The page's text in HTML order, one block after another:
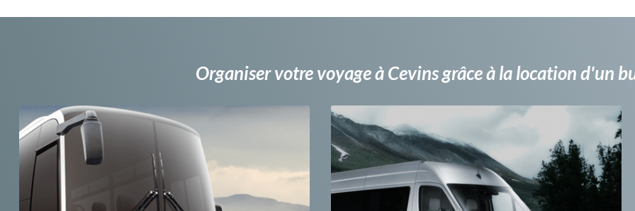
Organiser votre voyage à Cevins grâce à la location d'un